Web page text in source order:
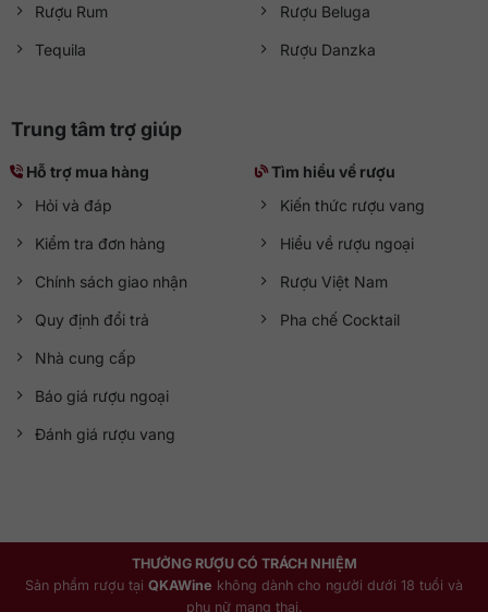
Rượu Rum
Tequila
Rượu Beluga
Rượu Danzka
Trung tâm trợ giúp
Hỗ trợ mua hàng
Hỏi và đáp
Kiểm tra đơn hàng
Chính sách giao nhận
Quy định đổi trả
Nhà cung cấp
Báo giá rượu ngoại
Đánh giá rượu vang
Tìm hiểu về rượu
Kiến thức rượu vang
Hiểu về rượu ngoại
Rượu Việt Nam
Pha chế Cocktail
THƯỞNG RƯỢU CÓ TRÁCH NHIỆM
Sản phẩm rượu tại QKAWine không dành cho người dưới 18 tuổi và
phụ nữ mang thai.